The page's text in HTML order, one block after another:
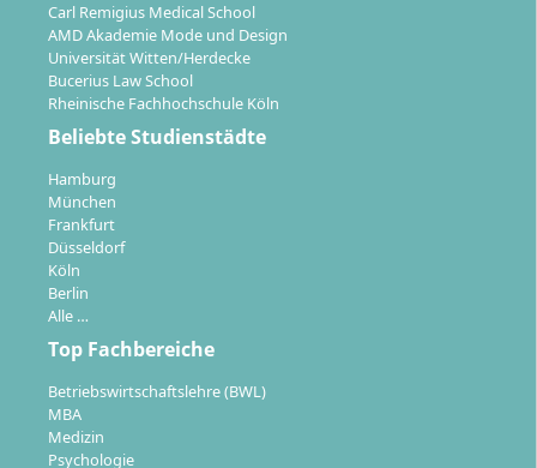
Mit dem Abschluss als Bachelor of Arts im
Modemarketing eröffnen sich vielfältige Karrierewege:
Modebranche:
Modeunternehmen, in der Produktentwicklung, im
Marketing oder im internationalen Vertrieb.
Trendforschung und Marktanalyse:
Marktforschungsinstituten, Beratungsfirmen oder
als Spezialist für Trends und Konsumverhalten.
Public Relations und Kommunikation:
in PR-Agenturen, Medienhäusern oder der
Pressearbeit von Labels und Designern.
Gründung und Selbstständigkeit:
Carl Remigius Medical School
AMD Akademie Mode und Design
Universität Witten/Herdecke
Bucerius Law School
Rheinische Fachhochschule Köln
Beliebte Studienstädte
Hamburg
München
Frankfurt
Düsseldorf
Köln
Berlin
Alle …
Top Fachbereiche
Betriebswirtschaftslehre (BWL)
MBA
Medizin
Psychologie